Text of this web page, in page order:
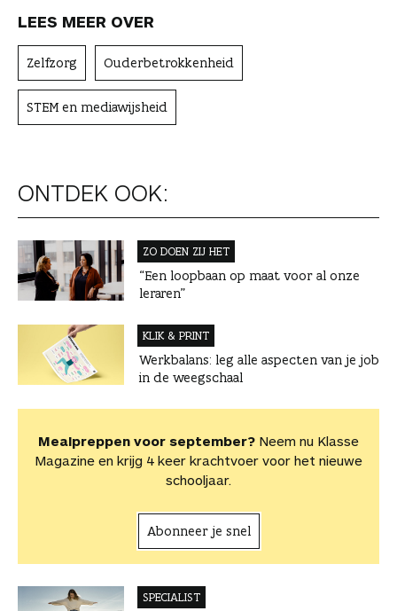
LEES MEER OVER
Zelfzorg Ouderbetrokkenheid
STEM en mediawijsheid
ONTDEK OOK:
ZO DOEN ZIJ HET
“Een loopbaan op maat voor al onze
leraren”
KLIK & PRINT
Werkbalans: leg alle aspecten van je job
in de weegschaal
Mealpreppen voor september? Neem nu Klasse
Magazine en krijg 4 keer krachtvoer voor het nieuwe
schooljaar.
Abonneer je snel
SPECIALIST